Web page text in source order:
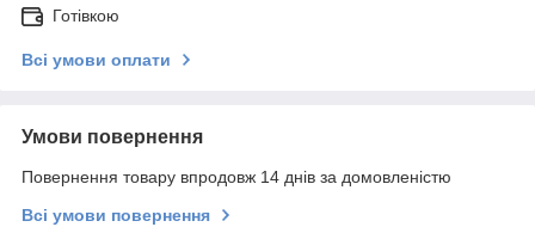
Готівкою
Всі умови оплати
Умови повернення
Повернення товару впродовж 14 днів за домовленістю
Всі умови повернення